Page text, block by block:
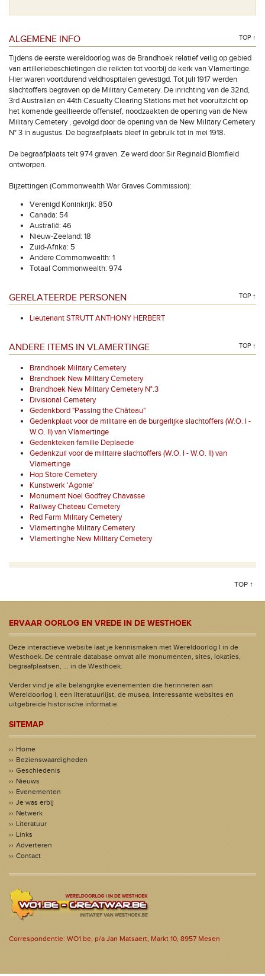
ALGEMENE INFO TOP ↑
Tijdens de eerste wereldoorlog was de Brandhoek relatief veilig op gebied
van artilleriebeschietingen die reikten tot voorbij de kerk van Vlamertinge.
Hier waren voortdurend veldhospitalen gevestigd. Tot juli 1917 werden
slachtoffers begraven op de Military Cemetery. De inrichting van de 32nd,
3rd Australian en 44th Casualty Clearing Stations met het vooruitzicht op
het komende geallieerde offensief, noodzaakten de opening van de New
Military Cemetery , gevolgd door de opening van de New Military Cemetery
N° 3 in augustus. De begraafplaats bleef in gebruik tot in mei 1918.
De begraafplaats telt 974 graven. Ze werd door Sir Reginald Blomfield
ontworpen.
Bijzettingen (Commonwealth War Graves Commission):
Verenigd Koninkrijk: 850
Canada: 54
Australië: 46
Nieuw-Zeeland: 18
Zuid-Afrika: 5
Andere Commonwealth: 1
Totaal Commonwealth: 974
GERELATEERDE PERSONEN TOP ↑
Lieutenant STRUTT ANTHONY HERBERT
ANDERE ITEMS IN VLAMERTINGE TOP ↑
Brandhoek Military Cemetery
Brandhoek New Military Cemetery
Brandhoek New Military Cemetery N°.3
Divisional Cemetery
Gedenkbord "Passing the Château"
Gedenkplaat voor de militaire en de burgerlijke slachtoffers (W.O. I -
W.O. II) van Vlamertinge
Gedenkteken familie Deplaecie
Gedenkzuil voor de militaire slachtoffers (W.O. I - W.O. II) van
Vlamertinge
Hop Store Cemetery
Kunstwerk 'Agonie'
Monument Noel Godfrey Chavasse
Railway Chateau Cemetery
Red Farm Military Cemetery
Vlamertinghe Military Cemetery
Vlamertinghe New Military Cemetery
TOP ↑
ERVAAR OORLOG EN VREDE IN DE WESTHOEK
Deze interactieve website laat je kennismaken met Wereldoorlog I in de
Westhoek. De centrale database omvat alle monumenten, sites, lokaties,
begraafplaatsen, ... in de Westhoek.
Verder vind je alle belangrijke evenementen die herinneren aan
Wereldoorlog I, een literatuurlijst, de musea, interessante websites en
uitgebreide historische informatie.
SITEMAP
Home
Bezienswaardigheden
Geschiedenis
Nieuws
Evenementen
Je was erbij
Netwerk
Literatuur
Links
Adverteren
Contact
Correspondentie: WO1.be, p/a Jan Matsaert, Markt 10, 8957 Mesen